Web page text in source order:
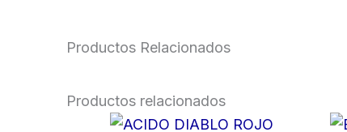
Productos Relacionados
Productos relacionados